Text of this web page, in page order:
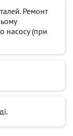
Ремонт
насосу (при